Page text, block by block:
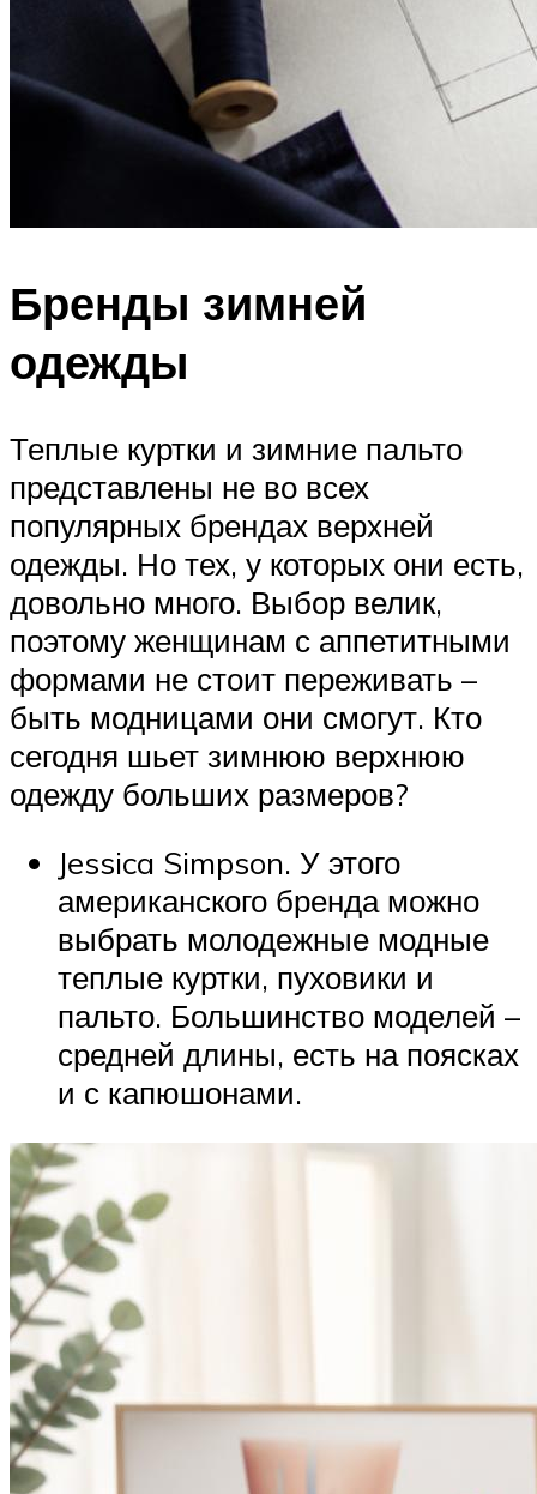
Бренды зимней
одежды
Теплые куртки и зимние пальто
представлены не во всех
популярных брендах верхней
одежды. Но тех, у которых они есть,
довольно много. Выбор велик,
поэтому женщинам с аппетитными
формами не стоит переживать –
быть модницами они смогут. Кто
сегодня шьет зимнюю верхнюю
одежду больших размеров?
Jessica Simpson. У этого
американского бренда можно
выбрать молодежные модные
теплые куртки, пуховики и
пальто. Большинство моделей –
средней длины, есть на поясках
и с капюшонами.